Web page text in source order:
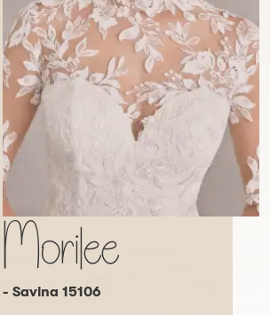
Morilee
- Savina 15106